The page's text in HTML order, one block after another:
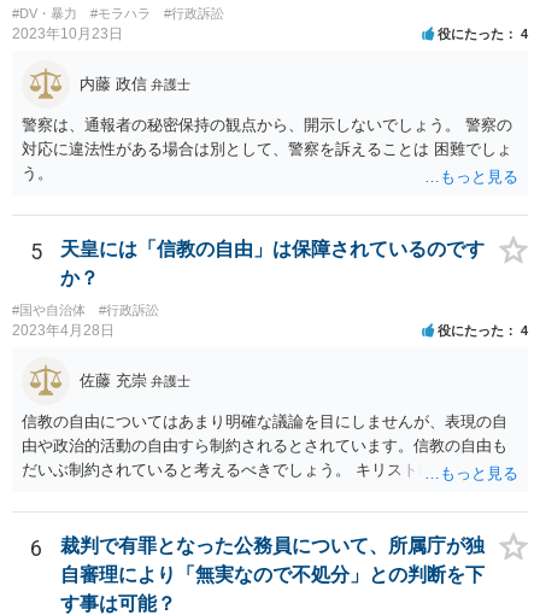
なる出来事が起こったとしたら、その証明書は効力を発生する事な
く、証明書としては無効化されるということですね？ そう考えるのが
自然でしょう。 ただし、卒業証書自体は、通常記載されている内容
が、全課程を修了したという事実について記載されており、卒業式時
点では、そのこと自体は過去の事実として間違いないので、卒業証書
自体の無効かどうかという法的な効力を議論するものではないでしょ
う。 問題は、証書そのものではなく、在学中に何らかの問題を起こし
て学籍を剥奪されたかどうか、ということなので、厳密に言えば卒業
証書自体の議論とは直接関係しないと思います。
#DV・暴力 #モラハラ #行政訴訟
2023年10月23日 役にたった 4
内藤 政信 弁護士
警察は、通報者の秘密保持の観点から、開示しないでしょう。 警察の
対応に違法性がある場合は別として、警察を訴えることは 困難でしょ
う。
5
天皇には「信教の自由」は保障されているのです
か？
#国や自治体 #行政訴訟
2023年4月28日 役にたった 4
佐藤 充崇 弁護士
信教の自由についてはあまり明確な議論を目にしませんが、表現の自
由や政治的活動の自由すら制約されるとされています。信教の自由も
だいぶ制約されていると考えるべきでしょう。 キリスト教の信仰につ
由に宮中の祭祀・儀礼に関する儀式を拒否したり、それら儀式の遂行
を批判する意見を公にすることが無制限に許されるとは思えません。
6
裁判で有罪となった公務員について、所属庁が独
自審理により「無実なので不処分」との判断を下
す事は可能？